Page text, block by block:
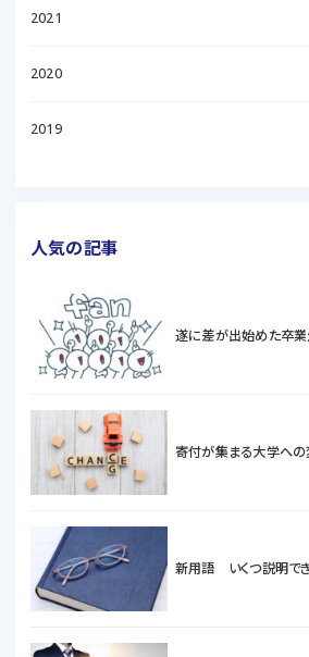
2021
2020
2019
人気の記事
遂に差が出始めた卒
寄付が集まる大学への
新用語 いくつ説明で